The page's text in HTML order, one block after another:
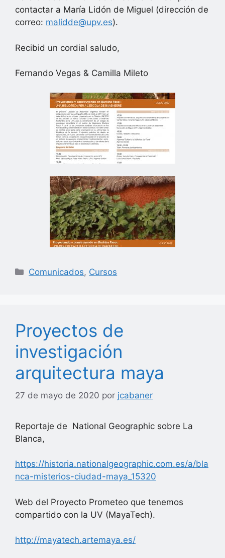
contactar a María Lidón de Miguel (dirección de
correo: malidde@upv.es).
Recibid un cordial saludo,
Fernando Vegas & Camilla Mileto
Categorías
Comunicados, Cursos
Proyectos de
investigación
arquitectura maya
27 de mayo de 2020 por jcabaner
Reportaje de National Geographic sobre La
Blanca,
https://historia.nationalgeographic.com.es/a/bla
nca-misterios-ciudad-maya_15320
Web del Proyecto Prometeo que tenemos
compartido con la UV (MayaTech).
http://mayatech.artemaya.es/